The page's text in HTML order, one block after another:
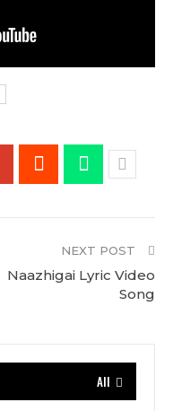
NEXT POST
Naazhigai Lyric Video
Song
All